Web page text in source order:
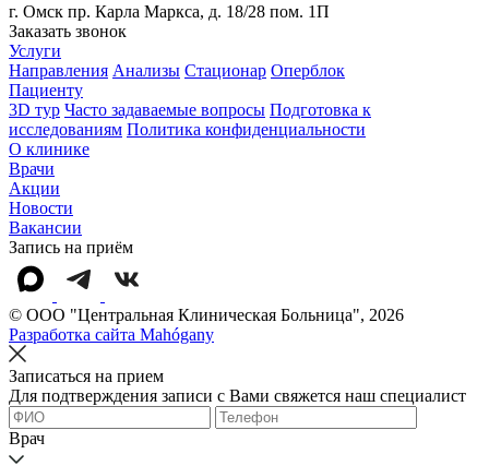
г. Омск пр. Карла Маркса, д. 18/28 пом. 1П
Заказать звонок
Услуги
Направления Анализы Стационар Оперблок
Пациенту
3D тур Часто задаваемые вопросы Подготовка к
исследованиям Политика конфиденциальности
О клинике
Врачи
Акции
Новости
Вакансии
Запись на приём
© OOO "Центральная Клиническая Больница", 2026
Разработка сайта Mahógany
Записаться на прием
Для подтверждения записи с Вами свяжется наш специалист
Врач